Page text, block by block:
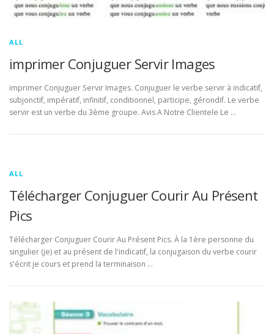
ALL
imprimer Conjuguer Servir Images
imprimer Conjuguer Servir Images. Conjuguer le verbe servir à indicatif,
subjonctif, impératif, infinitif, conditionnel, participe, gérondif. Le verbe
servir est un verbe du 3ème groupe. Avis A Notre Clientele Le …
ALL
Télécharger Conjuguer Courir Au Présent
Pics
Télécharger Conjuguer Courir Au Présent Pics. À la 1ère personne du
singulier (je) et au présent de l'indicatif, la conjugaison du verbe courir
s'écrit je cours et prend la terminaison …